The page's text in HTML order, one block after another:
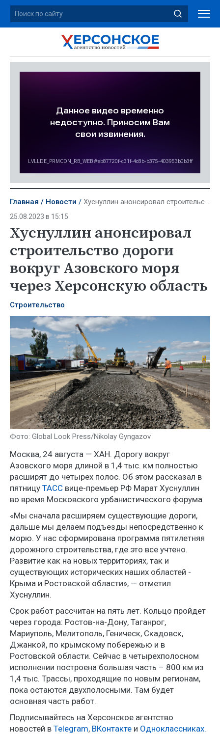
Главная Новости Хуснуллин анонсировал строительство дороги вокруг Азовского моря через Херсонскую область
25.08.2023 в 15:15
Хуснуллин анонсировал
строительство дороги
вокруг Азовского моря
через Херсонскую область
Строительство
Фото: Global Look Press/Nikolay Gyngazov
Москва, 24 августа — ХАН. Дорогу вокруг
Азовского моря длиной в 1,4 тыс. км полностью
расширят до четырех полос. Об этом рассказал в
пятницу ТАСС вице-премьер РФ Марат Хуснуллин
во время Московского урбанистического форума.
«Мы сначала расширяем существующие дороги,
дальше мы делаем подъезды непосредственно к
морю. У нас сформирована программа пятилетняя
дорожного строительства, где это все учтено.
Развитие как на новых территориях, так и
существующих исторических наших областей -
Крыма и Ростовской области», — отметил
Хуснуллин.
Срок работ рассчитан на пять лет. Кольцо пройдет
через города: Ростов-на-Дону, Таганрог,
Мариуполь, Мелитополь, Геническ, Скадовск,
Джанкой, по крымскому побережью и в
Ростовской области. Сейчас в четырехполосном
исполнении построена большая часть – 800 км из
1,4 тыс. Трассы, проходящие по новым регионам,
пока остаются двухполосными. Там будет
основная часть работ.
Подписывайтесь на Херсонское агентство
новостей в Telegram, ВКонтакте и Одноклассниках.